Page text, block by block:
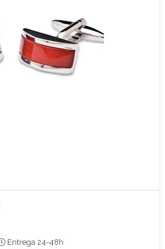
Entrega 24-48h